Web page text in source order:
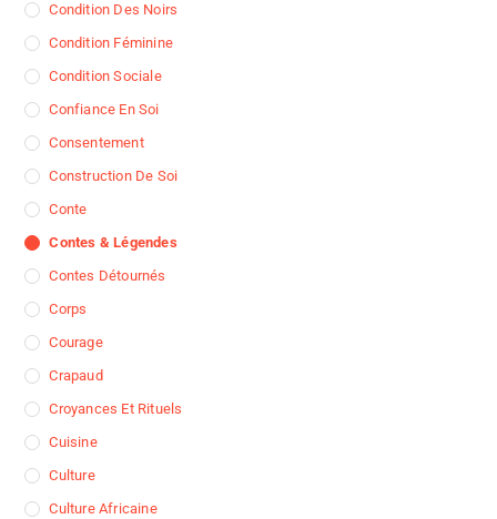
Condition Des Noirs
Condition Féminine
Condition Sociale
Confiance En Soi
Consentement
Construction De Soi
Conte
Contes & Légendes
Contes Détournés
Corps
Courage
Crapaud
Croyances Et Rituels
Cuisine
Culture
Culture Africaine